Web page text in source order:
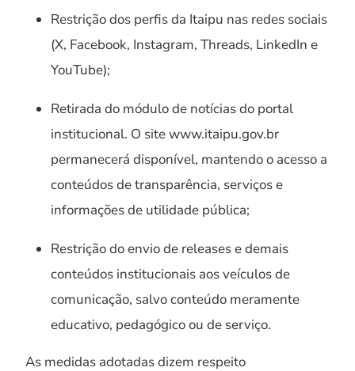
Restrição dos perfis da Itaipu nas redes sociais
(X, Facebook, Instagram, Threads, LinkedIn e
YouTube);
Retirada do módulo de notícias do portal
institucional. O site www.itaipu.gov.br
permanecerá disponível, mantendo o acesso a
conteúdos de transparência, serviços e
informações de utilidade pública;
Restrição do envio de releases e demais
conteúdos institucionais aos veículos de
comunicação, salvo conteúdo meramente
educativo, pedagógico ou de serviço.
As medidas adotadas dizem respeito